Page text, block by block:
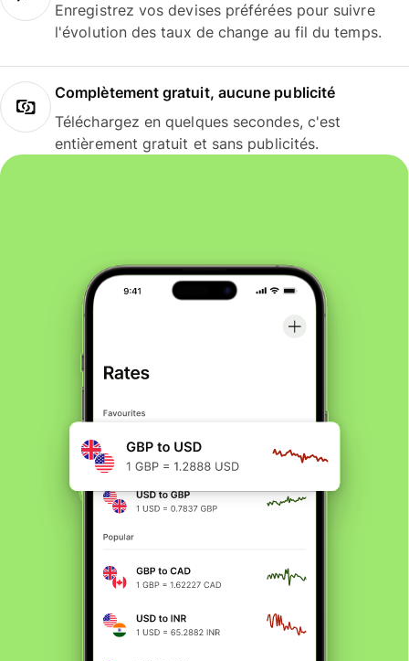
Enregistrez vos devises préférées pour suivre
l'évolution des taux de change au fil du temps.
Complètement gratuit, aucune publicité
Téléchargez en quelques secondes, c'est
entièrement gratuit et sans publicités.